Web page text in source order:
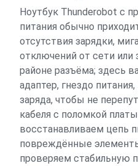
Ноутбук Thunderobot с
питания обычно
отсутствия зарядки,
отключений от сети или
районе разъёма; здесь
адаптер, гнездо
заряда, чтобы не
кабеля с поломкой
восстанавливаем цепь
повреждённые
проверяем стабильную